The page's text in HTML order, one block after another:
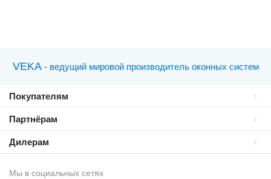
VEKA - ведущий мировой производитель оконных систем
Покупателям
Партнёрам
Дилерам
Мы в социальных сетях